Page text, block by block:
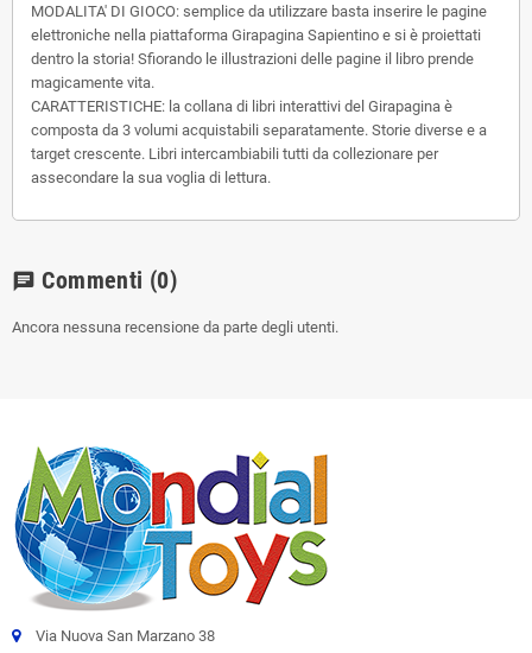
MODALITA' DI GIOCO: semplice da utilizzare basta inserire le pagine
elettroniche nella piattaforma Girapagina Sapientino e si è proiettati
dentro la storia! Sfiorando le illustrazioni delle pagine il libro prende
magicamente vita.
CARATTERISTICHE: la collana di libri interattivi del Girapagina è
composta da 3 volumi acquistabili separatamente. Storie diverse e a
target crescente. Libri intercambiabili tutti da collezionare per
assecondare la sua voglia di lettura.
chat Commenti (0)
Ancora nessuna recensione da parte degli utenti.
Via Nuova San Marzano 38